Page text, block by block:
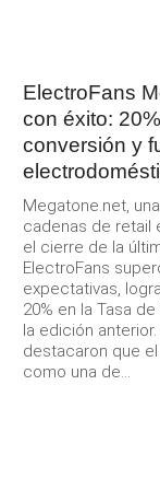
ElectroFans
con éxito:
conversión y
Megatone.net,
cadenas de retail
el cierre de la
ElectroFans
expectativas,
20% en la Tasa
la edición
destacaron que
como una de...